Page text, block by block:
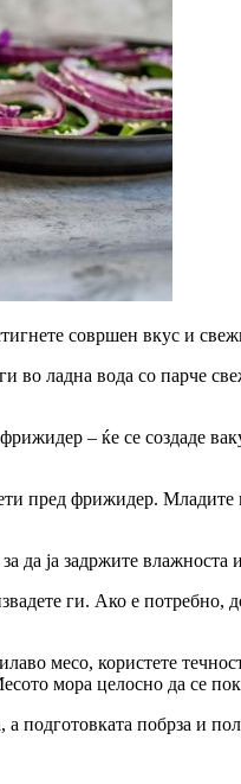
совршен вкус и
во ладна вода со парче
– ќе се создаде
пред фрижидер.
да ја задржите влажноста
ги. Ако е потребно,
месо, користете
мора целосно да се
подготовката побрза и